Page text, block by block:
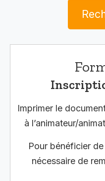
Imprimer le
à l’animateur/
Pour bénéficier
nécessaire de